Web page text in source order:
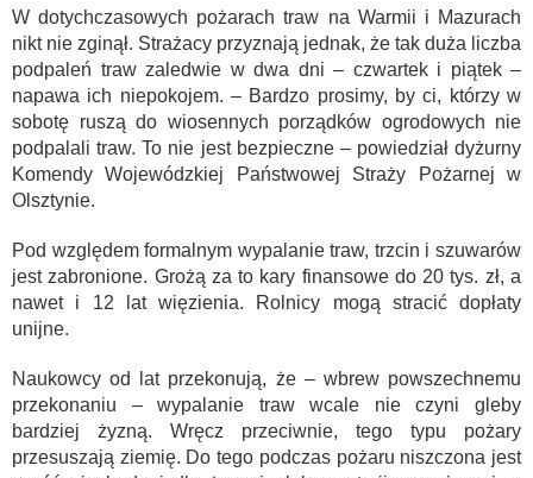
W dotychczasowych pożarach traw na Warmii i Mazurach
nikt nie zginął. Strażacy przyznają jednak, że tak duża liczba
podpaleń traw zaledwie w dwa dni – czwartek i piątek –
napawa ich niepokojem. – Bardzo prosimy, by ci, którzy w
sobotę ruszą do wiosennych porządków ogrodowych nie
podpalali traw. To nie jest bezpieczne – powiedział dyżurny
Komendy Wojewódzkiej Państwowej Straży Pożarnej w
Olsztynie.
Pod względem formalnym wypalanie traw, trzcin i szuwarów
jest zabronione. Grożą za to kary finansowe do 20 tys. zł, a
nawet i 12 lat więzienia. Rolnicy mogą stracić dopłaty
unijne.
Naukowcy od lat przekonują, że – wbrew powszechnemu
przekonaniu – wypalanie traw wcale nie czyni gleby
bardziej żyzną. Wręcz przeciwnie, tego typu pożary
przesuszają ziemię. Do tego podczas pożaru niszczona jest